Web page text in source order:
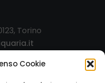
Cookie
Torino